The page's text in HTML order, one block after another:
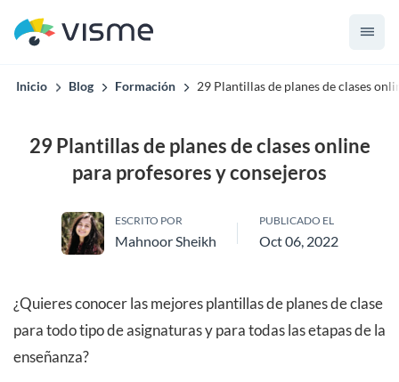
Inicio Blog Formación 29 Plantillas de planes de clases
29 Plantillas de planes de clases online
para profesores y consejeros
ESCRITO POR
Mahnoor Sheikh
PUBLICADO EL
Oct 06, 2022
¿Quieres conocer las mejores plantillas de planes de clase
para todo tipo de asignaturas y para todas las etapas de la
enseñanza?